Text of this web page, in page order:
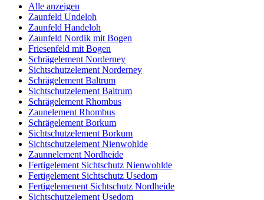
Alle anzeigen
Zaunfeld Undeloh
Zaunfeld Handeloh
Zaunfeld Nordik mit Bogen
Friesenfeld mit Bogen
Schrägelement Norderney
Sichtschutzelement Norderney
Schrägelement Baltrum
Sichtschutzelement Baltrum
Schrägelement Rhombus
Zaunelement Rhombus
Schrägelement Borkum
Sichtschutzelement Borkum
Sichtschutzelement Nienwohlde
Zaunnelement Nordheide
Fertigelement Sichtschutz Nienwohlde
Fertigelement Sichtschutz Usedom
Fertigelemenent Sichtschutz Nordheide
Sichtschutzelement Usedom